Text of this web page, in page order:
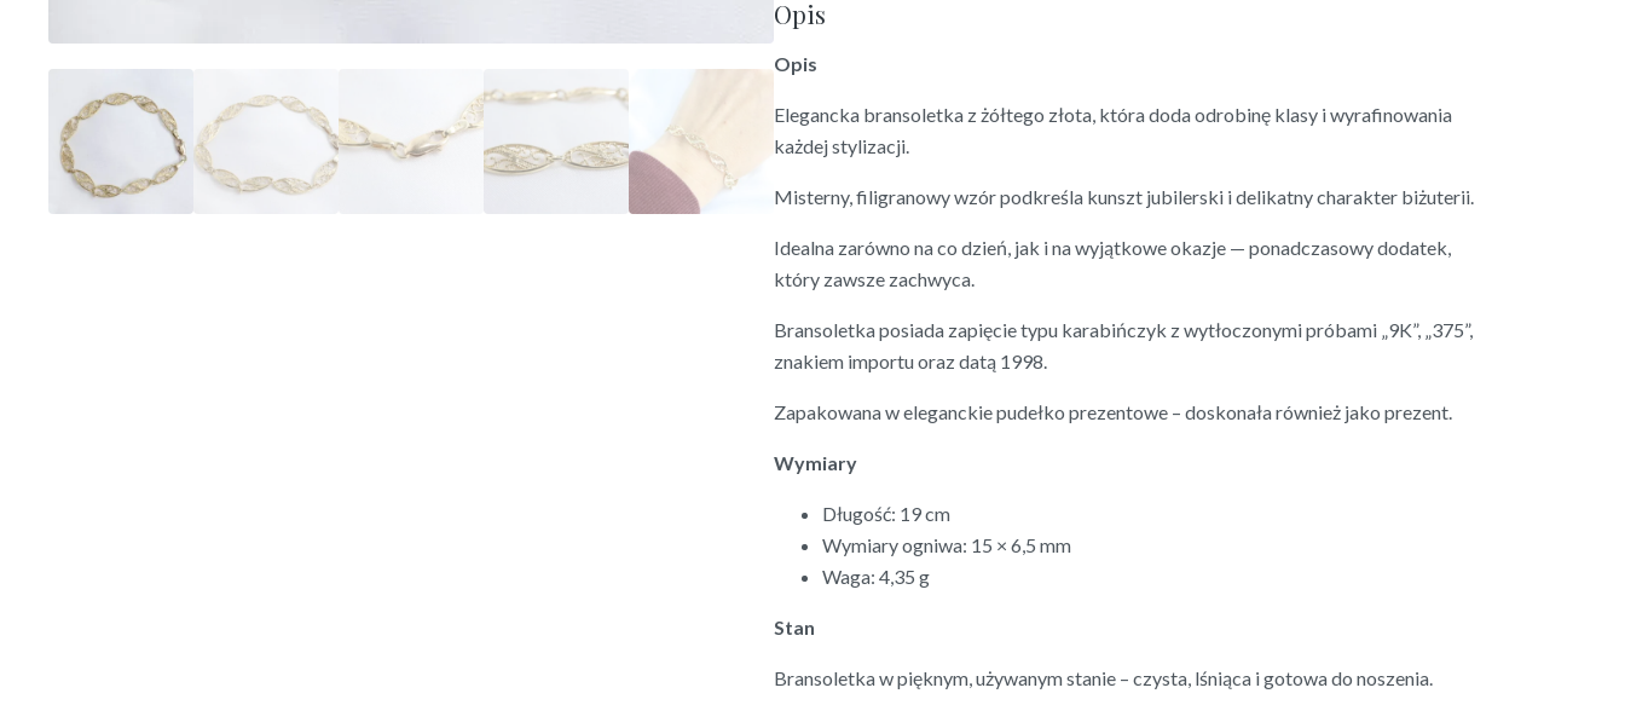
Opis
Opis
Elegancka bransoletka z żółtego złota, która doda odrobinę klasy i wyrafinowania
każdej stylizacji.
Misterny, filigranowy wzór podkreśla kunszt jubilerski i delikatny charakter biżuterii.
Idealna zarówno na co dzień, jak i na wyjątkowe okazje — ponadczasowy dodatek,
który zawsze zachwyca.
Bransoletka posiada zapięcie typu karabińczyk z wytłoczonymi próbami „9K”, „375”,
znakiem importu oraz datą 1998.
Zapakowana w eleganckie pudełko prezentowe – doskonała również jako prezent.
Wymiary
Długość: 19 cm
Wymiary ogniwa: 15 × 6,5 mm
Waga: 4,35 g
Stan
Bransoletka w pięknym, używanym stanie – czysta, lśniąca i gotowa do noszenia.